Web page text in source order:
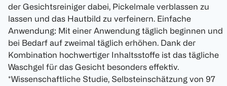
der Gesichtsreiniger dabei, Pickelmale verblassen zu
lassen und das Hautbild zu verfeinern. Einfache
Anwendung: Mit einer Anwendung täglich beginnen und
bei Bedarf auf zweimal täglich erhöhen. Dank der
Kombination hochwertiger Inhaltsstoffe ist das tägliche
Waschgel für das Gesicht besonders effektiv.
*Wissenschaftliche Studie, Selbsteinschätzung von 97